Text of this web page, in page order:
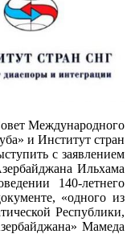
Международного
и Институт стран
с заявлением
Ильхама
140-летнего
«одного из
Республики,
Мамеда